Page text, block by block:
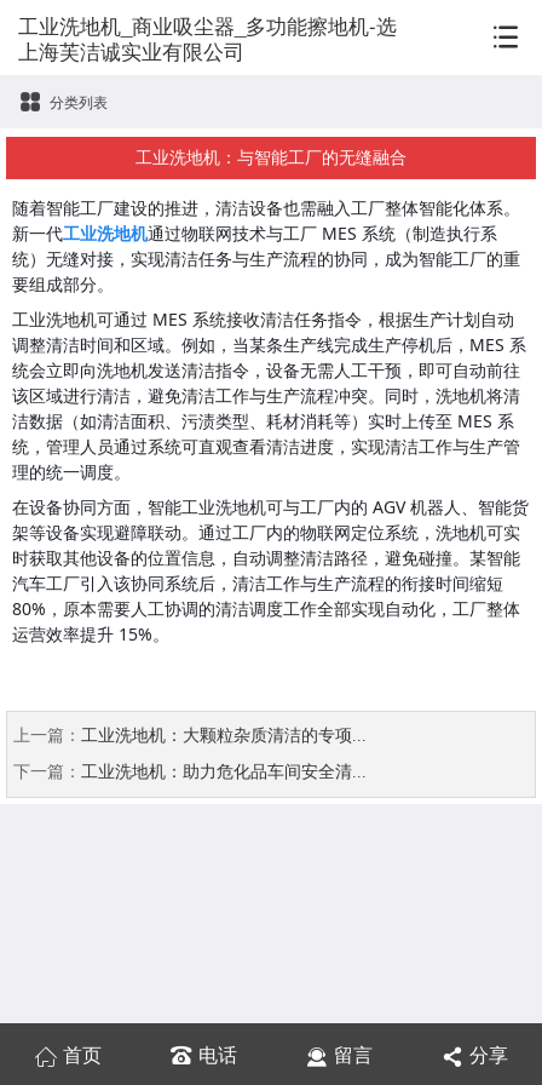
工业洗地机_商业吸尘器_多功能擦地机-选
上海芙洁诚实业有限公司
分类列表
工业洗地机：与智能工厂的无缝融合
随着智能工厂建设的推进，清洁设备也需融入工厂整体智能化体系。
新一代工业洗地机通过物联网技术与工厂 MES 系统（制造执行系
统）无缝对接，实现清洁任务与生产流程的协同，成为智能工厂的重
要组成部分。
工业洗地机可通过 MES 系统接收清洁任务指令，根据生产计划自动
调整清洁时间和区域。例如，当某条生产线完成生产停机后，MES 系
统会立即向洗地机发送清洁指令，设备无需人工干预，即可自动前往
该区域进行清洁，避免清洁工作与生产流程冲突。同时，洗地机将清
洁数据（如清洁面积、污渍类型、耗材消耗等）实时上传至 MES 系
统，管理人员通过系统可直观查看清洁进度，实现清洁工作与生产管
理的统一调度。
在设备协同方面，智能工业洗地机可与工厂内的 AGV 机器人、智能货
架等设备实现避障联动。通过工厂内的物联网定位系统，洗地机可实
时获取其他设备的位置信息，自动调整清洁路径，避免碰撞。某智能
汽车工厂引入该协同系统后，清洁工作与生产流程的衔接时间缩短
80%，原本需要人工协调的清洁调度工作全部实现自动化，工厂整体
运营效率提升 15%。
上一篇： 工业洗地机：大颗粒杂质清洁的专项...
下一篇： 工业洗地机：助力危化品车间安全清...
首页 电话 留言 分享